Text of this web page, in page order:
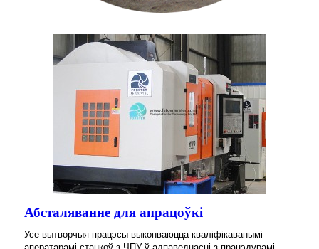
Абсталяванне для апрацоўкі
Усе вытворчыя працэсы выконваюцца кваліфікаванымі